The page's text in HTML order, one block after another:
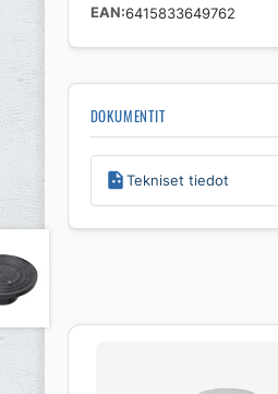
EAN 6415833649762
DOKUMENTIT
Tekniset tiedot